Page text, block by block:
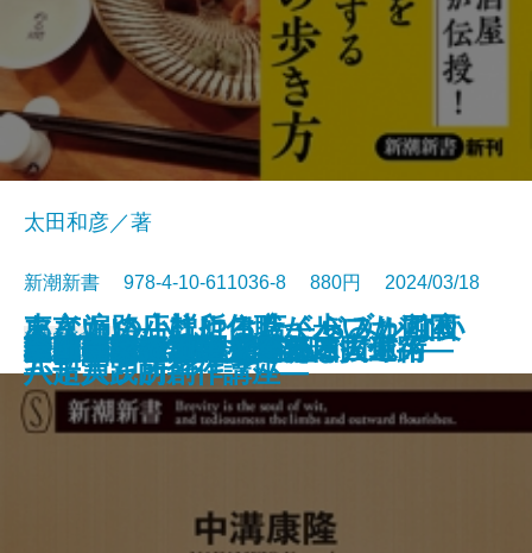
推したちとどう生きるか
ヒトと音楽の進化論
星野源論
現代お笑い論
ロビンソン酒場漂流記
野球の記録で話したい
アンパンマンと日本人
私の同行二人―人生の四国遍路―
東京いい店はやる店―バブル前夜
からコロナ後まで―
大人の居酒屋旅
太田和彦／著
新潮新書 978-4-10-611036-8 880円 2024/03/18
新書電子書籍あり
起死回生―逆転プロ野球人生―
最強の恐竜
言い訳するブッダ
マイ遍路―札所住職が歩いた四国
八十八ヶ所―
山本由伸 常識を変える投球術
ボブ・ディラン
あなたの小説にはたくらみがない
―超実践的創作講座―
松田聖子の誕生
桑田佳祐論
一汁一菜でよいと至るまで